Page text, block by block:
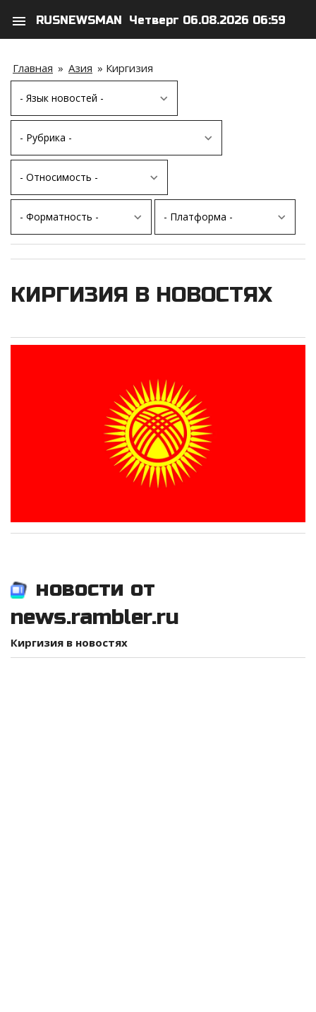
menu RUSNEWSMAN Четверг 06.08.2026 06:59
Главная » Азия » Киргизия
КИРГИЗИЯ В НОВОСТЯХ
новости от
news.rambler.ru
Киргизия в новостях